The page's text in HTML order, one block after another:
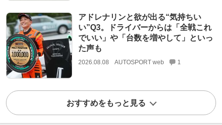
アドレナリンと欲が出る“気持ちい
い”Q3。ドライバーからは「全戦これ
でいい」や「台数を増やして」といっ
た声も
2026.08.08 AUTOSPORT web 1
おすすめをもっと見る